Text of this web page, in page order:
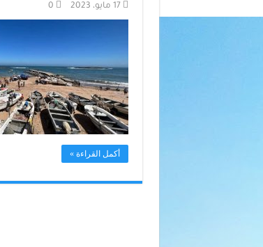
17 مايو، 2023 0
أكمل القراءة »